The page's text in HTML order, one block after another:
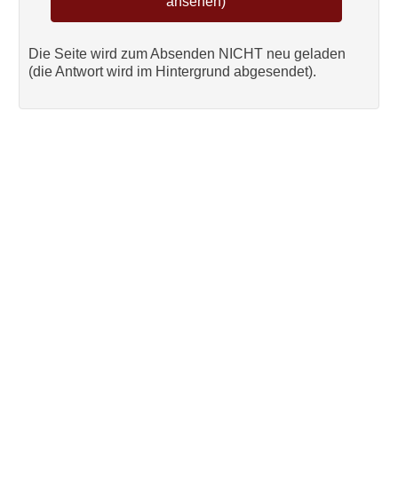
Die Seite wird zum Absenden NICHT neu geladen
(die Antwort wird im Hintergrund abgesendet).